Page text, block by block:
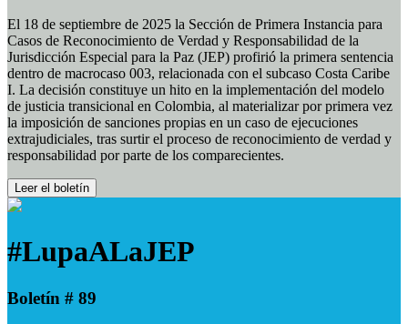
El 18 de septiembre de 2025 la Sección de Primera Instancia para
Casos de Reconocimiento de Verdad y Responsabilidad de la
Jurisdicción Especial para la Paz (JEP) profirió la primera sentencia
dentro de macrocaso 003, relacionada con el subcaso Costa Caribe
I. La decisión constituye un hito en la implementación del modelo
de justicia transicional en Colombia, al materializar por primera vez
la imposición de sanciones propias en un caso de ejecuciones
extrajudiciales, tras surtir el proceso de reconocimiento de verdad y
responsabilidad por parte de los comparecientes.
Leer el boletín
#LupaALaJEP
Boletín # 89